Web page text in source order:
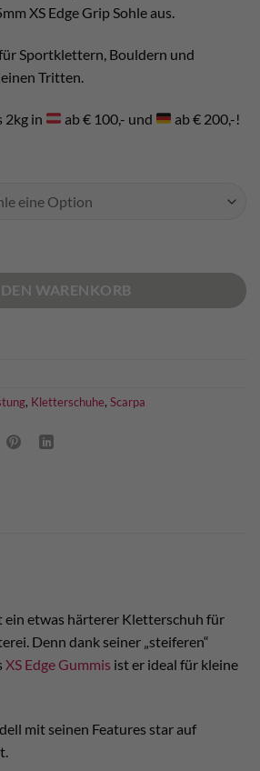
XS Edge Grip Sohle aus.
Sportklettern, Bouldern und
Tritten.
2kg in ab € 100,- und ab € 200,-!
WARENKORB
, Kletterschuhe, Scarpa
ein etwas härterer Kletterschuh für
Denn dank seiner „steiferen“
XS Edge Gummis ist er ideal für kleine
mit seinen Features star auf